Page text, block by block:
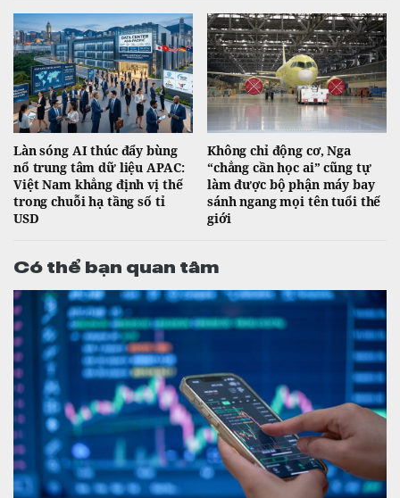
Làn sóng AI thúc đẩy bùng
nổ trung tâm dữ liệu APAC:
Việt Nam khẳng định vị thế
trong chuỗi hạ tầng số tỉ
USD
Không chỉ động cơ, Nga
“chẳng cần học ai” cũng tự
làm được bộ phận máy bay
sánh ngang mọi tên tuổi thế
giới
Có thể bạn quan tâm